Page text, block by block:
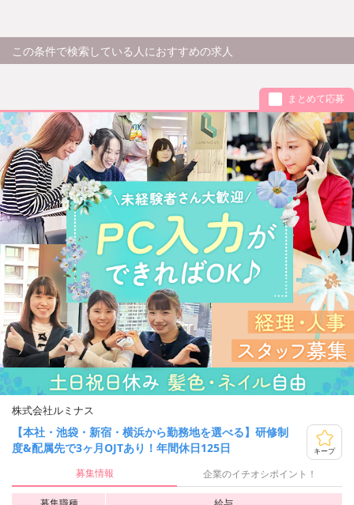
この条件で検索している人におすすめの求人
まとめて応募
株式会社ルミナス
【本社・池袋・新宿・横浜から勤務地を選べる】研修制
度&配属先で3ヶ月OJTあり！年間休日125日
キープ
募集情報 企業のイチオシポイント！